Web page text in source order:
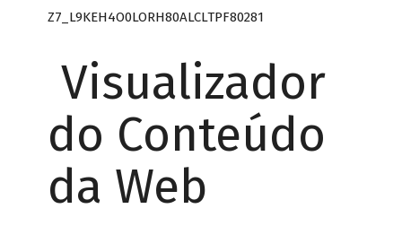
Z7_L9KEH4O0LORH80ALCLTPF80281
Visualizador
do Conteúdo
da Web